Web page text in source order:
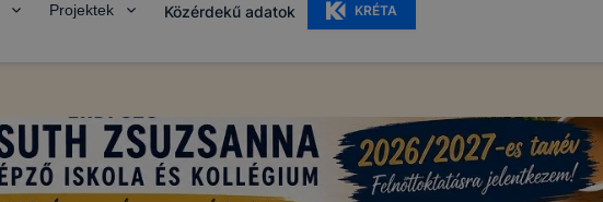
Projektek Közérdekű adatok KRÉTA